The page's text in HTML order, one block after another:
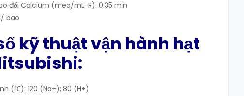
đổi Calcium (meq/mL-R): 0.35 min
bao
kỹ thuật vận hành hạt
:
(℃): 120 (Na+); 80 (H+)